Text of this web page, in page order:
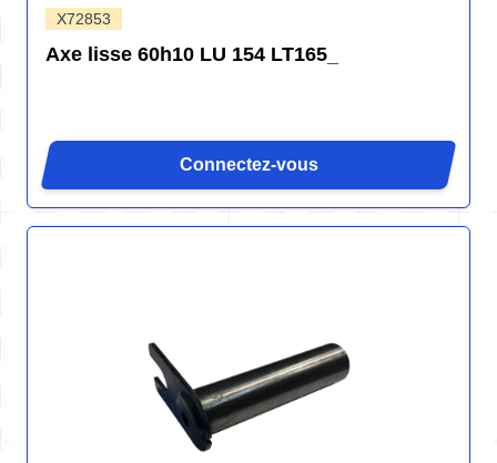
X72853
Axe lisse 60h10 LU 154 LT165_
Connectez-vous